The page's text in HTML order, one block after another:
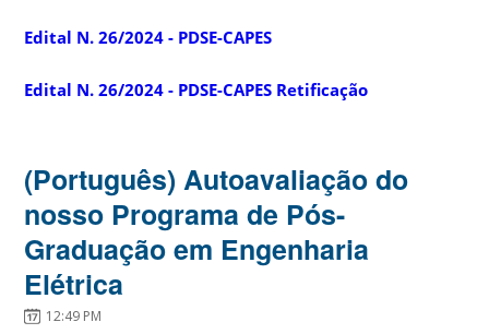
Edital N. 26/2024 - PDSE-CAPES
Edital N. 26/2024 - PDSE-CAPES Retificação
(Português) Autoavaliação do
nosso Programa de Pós-
Graduação em Engenharia
Elétrica
12:49 PM